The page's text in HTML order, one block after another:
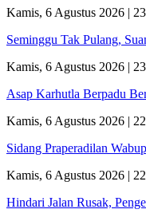
Kamis, 6 Agustus 2026 |
Seminggu Tak Pulang,
Kamis, 6 Agustus 2026 |
Asap Karhutla Berpadu
Kamis, 6 Agustus 2026 |
Sidang Praperadilan
Kamis, 6 Agustus 2026 |
Hindari Jalan Rusak,